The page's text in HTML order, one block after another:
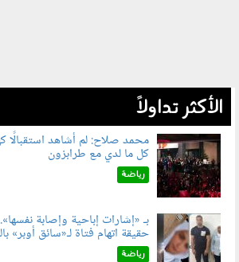
الأكثر تداولاً
060802.jpg
محمد صلاح: لم أشاهد استقبالًا
كل ما لدي مع طرابزون
رياضة
060804.jpg
بـ «إشارات إباحية وإصابة
حقيقة اتهام فتاة لـ«سائق أوبر»
رياضة